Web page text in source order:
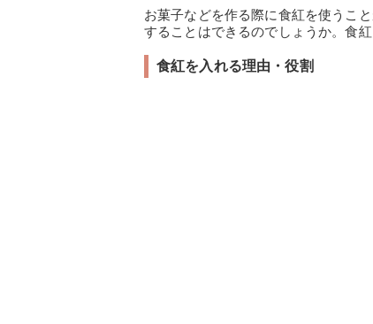
お菓子などを作る際に食紅を使うこ
することはできるのでしょうか。食
食紅を入れる理由・役割